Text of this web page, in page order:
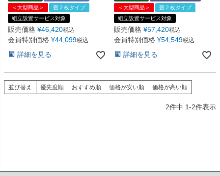
＜大型商品＞
畳２枚タイプ
組立設置サービス対象
販売価格 ¥46,420税込
会員特別価格 ¥44,099税込
詳細を見る
＜大型商品＞
畳２枚タイプ
組立設置サービス対象
販売価格 ¥57,420税込
会員特別価格 ¥54,549税込
詳細を見る
並び替え 優先度順 おすすめ順 価格が安い順 価格が高い順
2件中 1-2件表示